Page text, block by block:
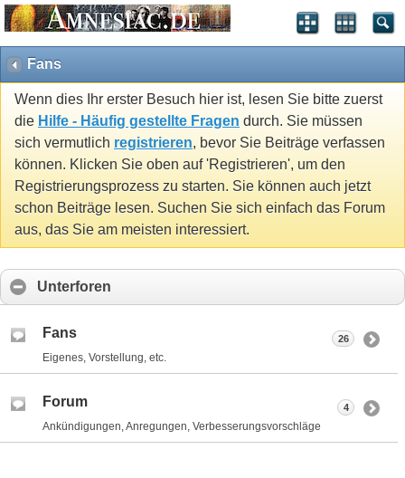
Fans
Wenn dies Ihr erster Besuch hier ist, lesen Sie bitte zuerst
die Hilfe - Häufig gestellte Fragen durch. Sie müssen
sich vermutlich registrieren, bevor Sie Beiträge verfassen
können. Klicken Sie oben auf 'Registrieren', um den
Registrierungsprozess zu starten. Sie können auch jetzt
schon Beiträge lesen. Suchen Sie sich einfach das Forum
aus, das Sie am meisten interessiert.
Unterforen
Fans
Eigenes, Vorstellung, etc.
26
Forum
Ankündigungen, Anregungen, Verbesserungsvorschläge
4